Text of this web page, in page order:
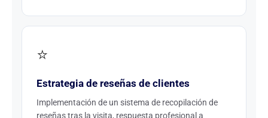
⭐
Estrategia de reseñas de clientes
Implementación de un sistema de recopilación de
reseñas tras la visita, respuesta profesional a